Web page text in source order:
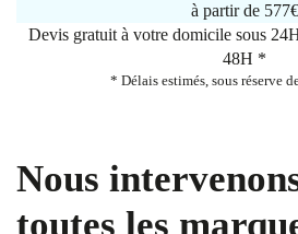
à partir de 577€
Devis gratuit à votre domicile sous
48H *
* Délais estimés, sous réserve
Nous
toutes les